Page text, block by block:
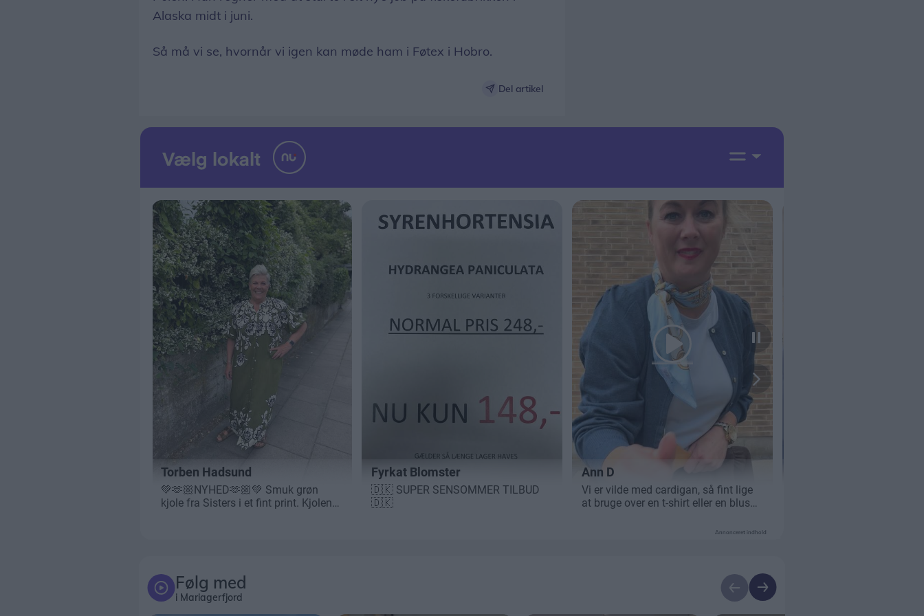
Alaska midt i juni.
Så må vi se, hvornår vi igen kan møde ham i Føtex i Hobro.
Del artikel
Annonceret indhold
Følg med
i Mariagerfjord